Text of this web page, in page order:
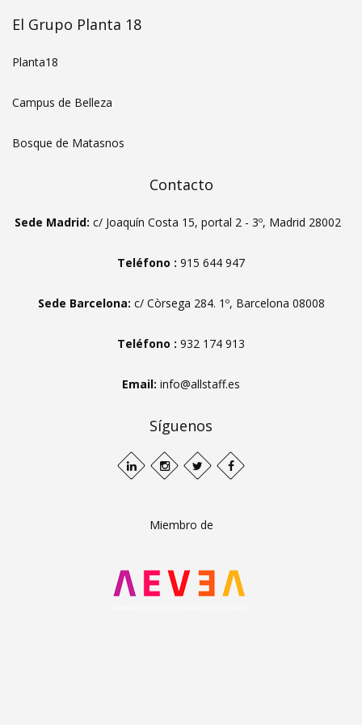
El Grupo Planta 18
Planta18
Campus de Belleza
Bosque de Matasnos
Contacto
Sede Madrid: c/ Joaquín Costa 15, portal 2 - 3º, Madrid 28002
Teléfono : 915 644 947
Sede Barcelona: c/ Còrsega 284. 1º, Barcelona 08008
Teléfono : 932 174 913
Email: info@allstaff.es
Síguenos
Miembro de